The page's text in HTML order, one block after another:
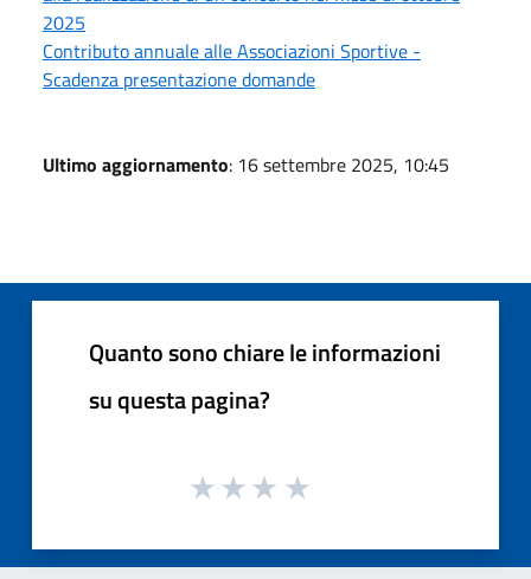
2025
Contributo annuale alle Associazioni Sportive -
Scadenza presentazione domande
Ultimo aggiornamento: 16 settembre 2025, 10:45
Quanto sono chiare le informazioni
su questa pagina?